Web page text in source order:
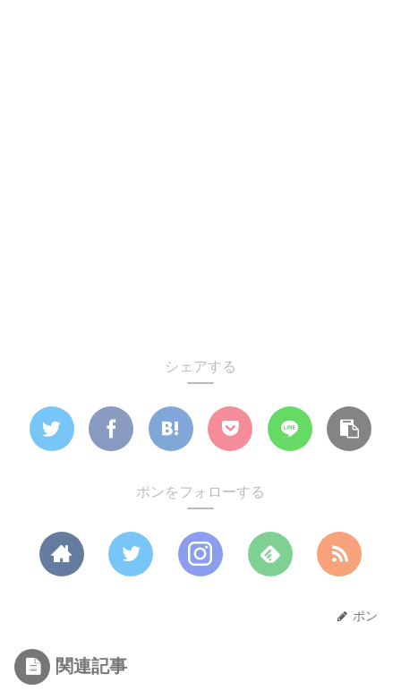
シェアする
ポンをフォローする
ポン
関連記事